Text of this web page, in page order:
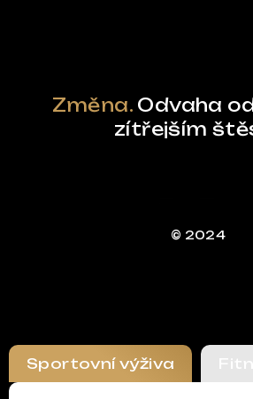
Změna. Odvaha
zítřejším
© 2024
Sportovní výživa